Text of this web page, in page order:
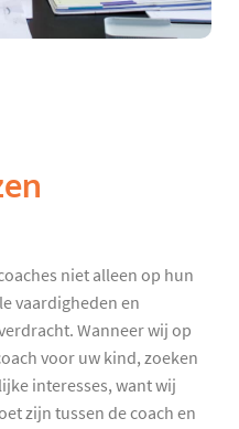
niet alleen op hun
vaardigheden en
Wanneer wij op
voor uw kind, zoeken
interesses, want wij
zijn tussen de coach en